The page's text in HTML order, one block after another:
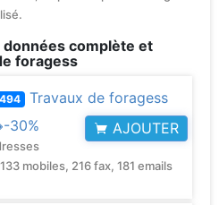
données complète et
foragess
494 Travaux de foragess
-30% AJOUTER
mobiles, 216 fax, 181 emails